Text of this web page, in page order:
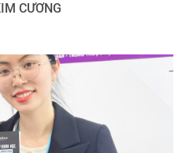
CƯƠNG